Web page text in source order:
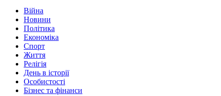
Війна
Новини
Політика
Економіка
Спорт
Життя
Релігія
День в історії
Особистості
Бізнес та фінанси